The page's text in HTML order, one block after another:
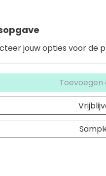
jouw opties voor de
Toevoegen